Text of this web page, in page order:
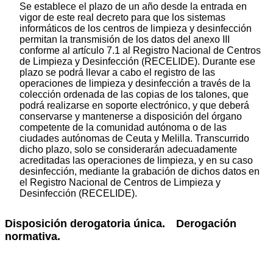
Se establece el plazo de un año desde la entrada en
vigor de este real decreto para que los sistemas
informáticos de los centros de limpieza y desinfección
permitan la transmisión de los datos del anexo III
conforme al artículo 7.1 al Registro Nacional de Centros
de Limpieza y Desinfección (RECELIDE). Durante ese
plazo se podrá llevar a cabo el registro de las
operaciones de limpieza y desinfección a través de la
colección ordenada de las copias de los talones, que
podrá realizarse en soporte electrónico, y que deberá
conservarse y mantenerse a disposición del órgano
competente de la comunidad autónoma o de las
ciudades autónomas de Ceuta y Melilla. Transcurrido
dicho plazo, solo se considerarán adecuadamente
acreditadas las operaciones de limpieza, y en su caso
desinfección, mediante la grabación de dichos datos en
el Registro Nacional de Centros de Limpieza y
Desinfección (RECELIDE).
Disposición derogatoria única. Derogación
normativa.